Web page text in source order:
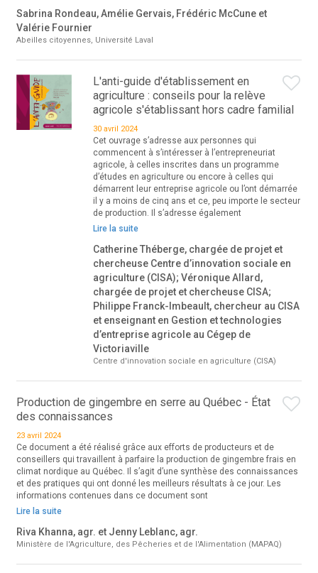
Sabrina Rondeau, Amélie Gervais, Frédéric McCune et
Valérie Fournier
Abeilles citoyennes, Université Laval
L'anti-guide d'établissement en
agriculture : conseils pour la relève
agricole s'établissant hors cadre familial
30 avril 2024
Cet ouvrage s’adresse aux personnes qui
commencent à s’intéresser à l’entrepreneuriat
agricole, à celles inscrites dans un programme
d’études en agriculture ou encore à celles qui
démarrent leur entreprise agricole ou l’ont démarrée
il y a moins de cinq ans et ce, peu importe le secteur
de production. Il s’adresse également
Lire la suite
Catherine Théberge, chargée de projet et
chercheuse Centre d’innovation sociale en
agriculture (CISA); Véronique Allard,
chargée de projet et chercheuse CISA;
Philippe Franck-Imbeault, chercheur au CISA
et enseignant en Gestion et technologies
d’entreprise agricole au Cégep de
Victoriaville
Centre d'innovation sociale en agriculture (CISA)
Production de gingembre en serre au Québec - État
des connaissances
23 avril 2024
Ce document a été réalisé grâce aux efforts de producteurs et de
conseillers qui travaillent à parfaire la production de gingembre frais en
climat nordique au Québec. Il s’agit d’une synthèse des connaissances
et des pratiques qui ont donné les meilleurs résultats à ce jour. Les
informations contenues dans ce document sont
Lire la suite
Riva Khanna, agr. et Jenny Leblanc, agr.
Ministère de l'Agriculture, des Pêcheries et de l'Alimentation (MAPAQ)